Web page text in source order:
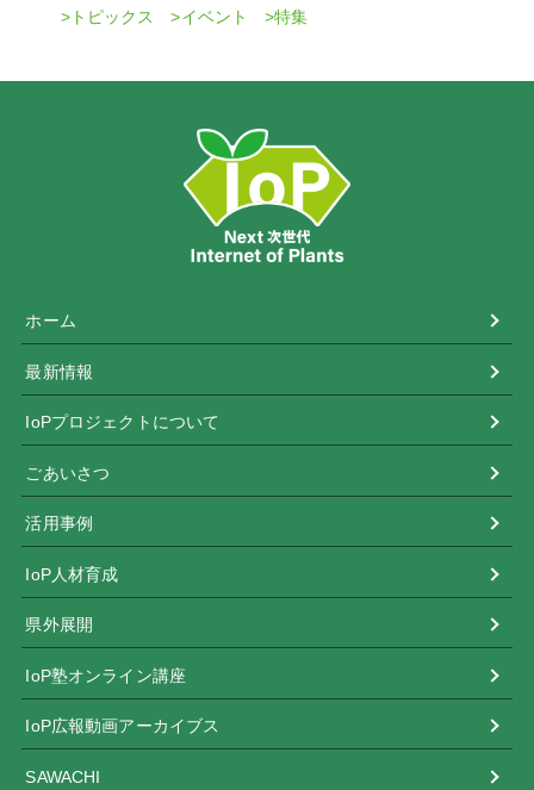
トピックス イベント 特集
ホーム
最新情報
IoPプロジェクトについて
ごあいさつ
活用事例
IoP人材育成
県外展開
IoP塾オンライン講座
IoP広報動画アーカイブス
SAWACHI